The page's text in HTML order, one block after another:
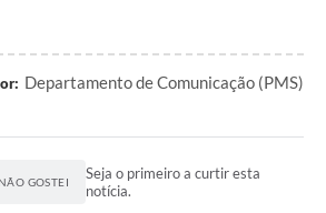
Departamento de Comunicação (PMS)
NÃO GOSTEI
Seja o primeiro a curtir esta
notícia.